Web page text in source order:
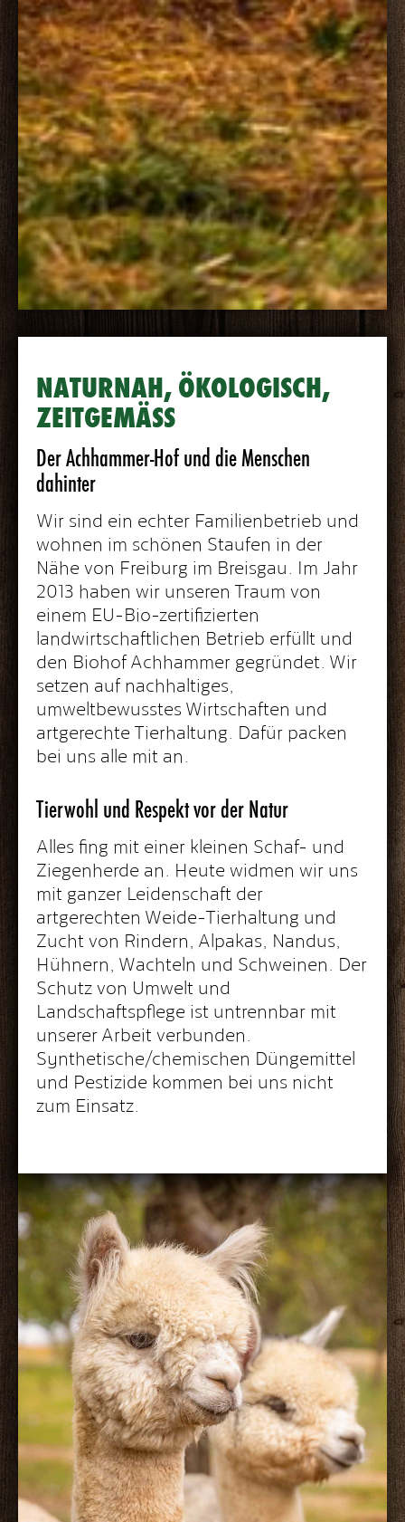
NATURNAH, ÖKOLOGISCH,
ZEITGEMÄSS
Der Achhammer-Hof und die Menschen
dahinter
Wir sind ein echter Familienbetrieb und
wohnen im schönen Staufen in der
Nähe von Freiburg im Breisgau. Im Jahr
2013 haben wir unseren Traum von
einem EU-Bio-zertifizierten
landwirtschaftlichen Betrieb erfüllt und
den Biohof Achhammer gegründet. Wir
setzen auf nachhaltiges,
umweltbewusstes Wirtschaften und
artgerechte Tierhaltung. Dafür packen
bei uns alle mit an.
Tierwohl und Respekt vor der Natur
Alles fing mit einer kleinen Schaf- und
Ziegenherde an. Heute widmen wir uns
mit ganzer Leidenschaft der
artgerechten Weide-Tierhaltung und
Zucht von Rindern, Alpakas, Nandus,
Hühnern, Wachteln und Schweinen. Der
Schutz von Umwelt und
Landschaftspflege ist untrennbar mit
unserer Arbeit verbunden.
Synthetische/chemischen Düngemittel
und Pestizide kommen bei uns nicht
zum Einsatz.